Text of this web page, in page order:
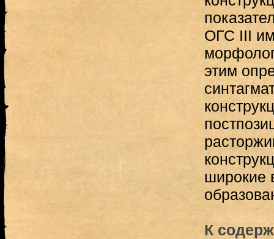
ОГС III
этим
широкие
К